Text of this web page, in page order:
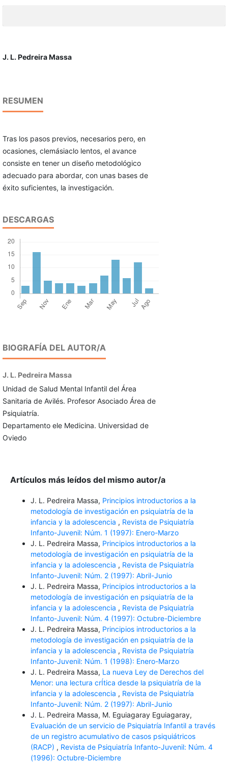
J. L. Pedreira Massa
RESUMEN
Tras los pasos previos, necesarios pero, en
ocasio­nes, clemásiaclo lentos, el avance
consiste en tener un diseño metodológico
adecuado para abordar, con unas bases de
éxito suficientes, la investigación.
DESCARGAS
BIOGRAFÍA DEL AUTOR/A
J. L. Pedreira Massa
Unidad de Salud Mental Infantil del Área
Sanitaria de Avilés. Profesor Asociado Área de
Psiquiatría.
Departamento ele Medicina. Universidad de
Oviedo
Artículos más leídos del mismo autor/a
J. L. Pedreira Massa, Principios introductorios a la
metodología de investigación en psiquiatría de la
infancia y la adolescencia , Revista de Psiquiatría
Infanto-Juvenil: Núm. 1 (1997): Enero-Marzo
J. L. Pedreira Massa, Principios introductorios a la
metodología de investigación en psiquiatría de la
infancia y la adolescencia , Revista de Psiquiatría
Infanto-Juvenil: Núm. 2 (1997): Abril-Junio
J. L. Pedreira Massa, Principios introductorios a la
metodología de investigación en psiquiatría de la
infancia y la adolescencia , Revista de Psiquiatría
Infanto-Juvenil: Núm. 4 (1997): Octubre-Diciembre
J. L. Pedreira Massa, Principios introductorios a la
metodología de investigación en psiquiatría de la
infancia y la adolescencia , Revista de Psiquiatría
Infanto-Juvenil: Núm. 1 (1998): Enero-Marzo
J. L. Pedreira Massa, La nueva Ley de Derechos del
Menor: una lectura crÍtica desde la psiquiatría de la
infancia y la adolescencia , Revista de Psiquiatría
Infanto-Juvenil: Núm. 2 (1997): Abril-Junio
J. L. Pedreira Massa, M. Eguiagaray Eguiagaray,
Evaluación de un servicio de Psiquiatría Infantil a través
de un registro acumulativo de casos psiquiátricos
(RACP) , Revista de Psiquiatría Infanto-Juvenil: Núm. 4
(1996): Octubre-Diciembre